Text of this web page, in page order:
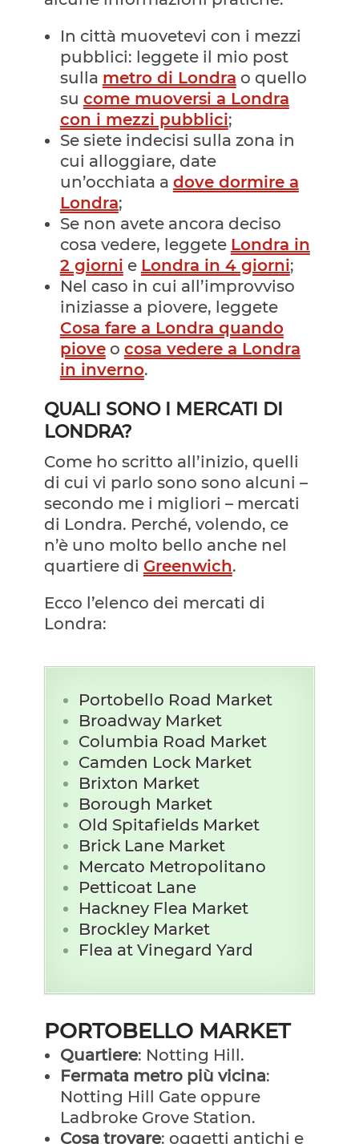
In città muovetevi con i mezzi
pubblici: leggete il mio post
sulla metro di Londra o quello
su come muoversi a Londra
con i mezzi pubblici;
Se siete indecisi sulla zona in
cui alloggiare, date
un’occhiata a dove dormire a
Londra;
Se non avete ancora deciso
cosa vedere, leggete Londra in
2 giorni e Londra in 4 giorni;
Nel caso in cui all’improvviso
iniziasse a piovere, leggete
Cosa fare a Londra quando
pioveo cosa vedere a Londra
in inverno.
QUALI SONO I MERCATI DI
LONDRA?
Come ho scritto all’inizio, quelli
di cui vi parlo sono sono alcuni –
secondo me i migliori – mercati
di Londra. Perché, volendo, ce
n’è uno molto bello anche nel
quartiere di Greenwich.
Ecco l’elenco dei mercati di
Londra:
Portobello Road Market
Broadway Market
Columbia Road Market
Camden Lock Market
Brixton Market
Borough Market
Old Spitafields Market
Brick Lane Market
Mercato Metropolitano
Petticoat Lane
Hackney Flea Market
Brockley Market
Flea at Vinegard Yard
PORTOBELLO MARKET
Quartiere: Notting Hill.
Fermata metro più vicina:
Notting Hill Gate oppure
Ladbroke Grove Station.
Cosa trovare: oggetti antichi e